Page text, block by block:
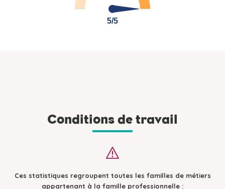
5/5
5/5
Conditions de travail
Ces statistiques regroupent toutes les familles de métiers
appartenant à la famille professionnelle :